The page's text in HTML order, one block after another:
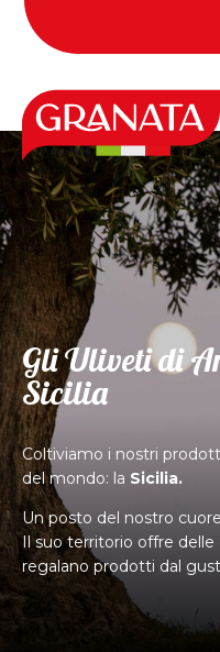
Gli Uliveti di
Sicilia
Coltiviamo i nostri
del mondo: la Sicilia.
Un posto del nostro
Il suo territorio offre
regalano prodotti dal